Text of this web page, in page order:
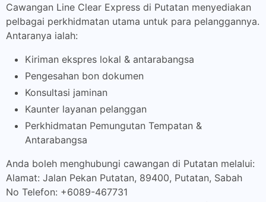
Cawangan Line Clear Express di Putatan menyediakan
pelbagai perkhidmatan utama untuk para pelanggannya.
Antaranya ialah:
Kiriman ekspres lokal & antarabangsa
Pengesahan bon dokumen
Konsultasi jaminan
Kaunter layanan pelanggan
Perkhidmatan Pemungutan Tempatan &
Antarabangsa
Anda boleh menghubungi cawangan di Putatan melalui:
Alamat: Jalan Pekan Putatan, 89400, Putatan, Sabah
No Telefon: +6089-467731